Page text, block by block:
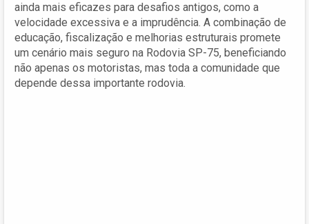
ainda mais eficazes para desafios antigos, como a
velocidade excessiva e a imprudência. A combinação de
educação, fiscalização e melhorias estruturais promete
um cenário mais seguro na Rodovia SP-75, beneficiando
não apenas os motoristas, mas toda a comunidade que
depende dessa importante rodovia.